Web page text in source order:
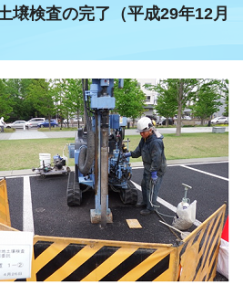
壌検査の完了（平成29年12月